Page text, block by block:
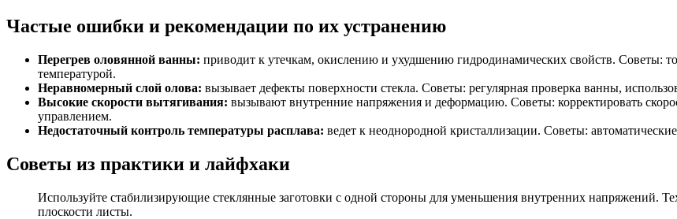
Частые ошибки и рекомендации по их устранению
Перегрев оловянной ванны: приводит к утечкам, окислению и ухудшению гидродинамических свойств. Советы:
температурой.
Неравномерный слой олова: вызывает дефекты поверхности стекла. Советы: регулярная проверка ванны,
Высокие скорости вытягивания: вызывают внутренние напряжения и деформацию. Советы: корректировать
управлением.
Недостаточный контроль температуры расплава: ведет к неоднородной кристаллизации. Советы:
Советы из практики и лайфхаки
Используйте стабилизирующие стеклянные заготовки с одной стороны для уменьшения внутренних напряжений.
плоскости листы.